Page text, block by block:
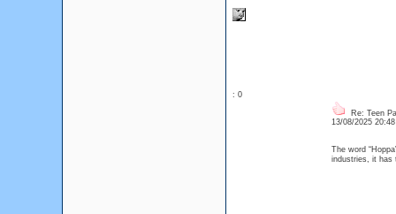
: 0
Re: Teen
13/08/2025
The word
industries, it